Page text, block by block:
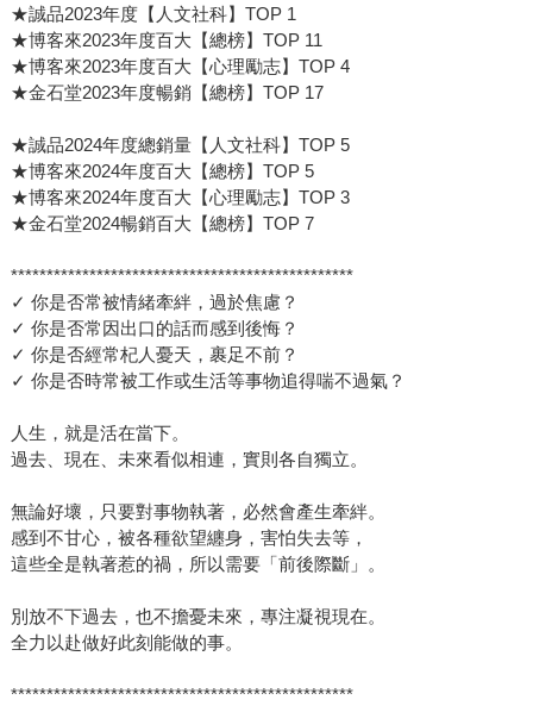
★誠品2023年度【人文社科】TOP 1
★博客來2023年度百大【總榜】TOP 11
★博客來2023年度百大【心理勵志】TOP 4
★金石堂2023年度暢銷【總榜】TOP 17
★誠品2024年度總銷量【人文社科】TOP 5
★博客來2024年度百大【總榜】TOP 5
★博客來2024年度百大【心理勵志】TOP 3
★金石堂2024暢銷百大【總榜】TOP 7
************************************************
✓ 你是否常被情緒牽絆，過於焦慮？
✓ 你是否常因出口的話而感到後悔？
✓ 你是否經常杞人憂天，裹足不前？
✓ 你是否時常被工作或生活等事物追得喘不過氣？
人生，就是活在當下。
過去、現在、未來看似相連，實則各自獨立。
無論好壞，只要對事物執著，必然會產生牽絆。
感到不甘心，被各種欲望纏身，害怕失去等，
這些全是執著惹的禍，所以需要「前後際斷」。
別放不下過去，也不擔憂未來，專注凝視現在。
全力以赴做好此刻能做的事。
************************************************